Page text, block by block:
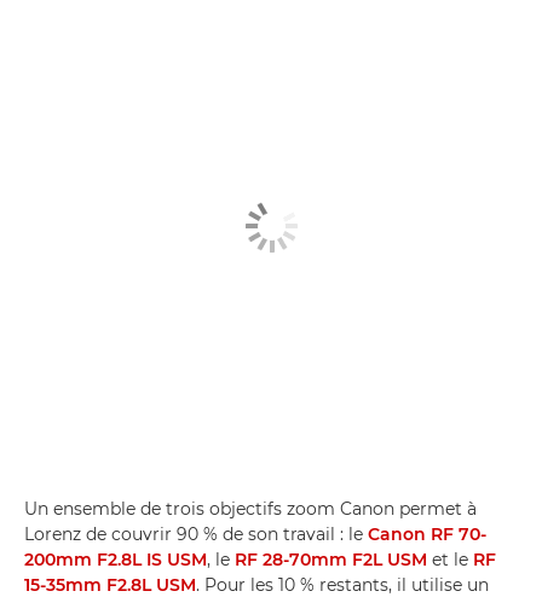
Un ensemble de trois objectifs zoom Canon permet à
Lorenz de couvrir 90 % de son travail : le Canon RF 70-
200mm F2.8L IS USM, le RF 28-70mm F2L USM et le RF
15-35mm F2.8L USM. Pour les 10 % restants, il utilise un